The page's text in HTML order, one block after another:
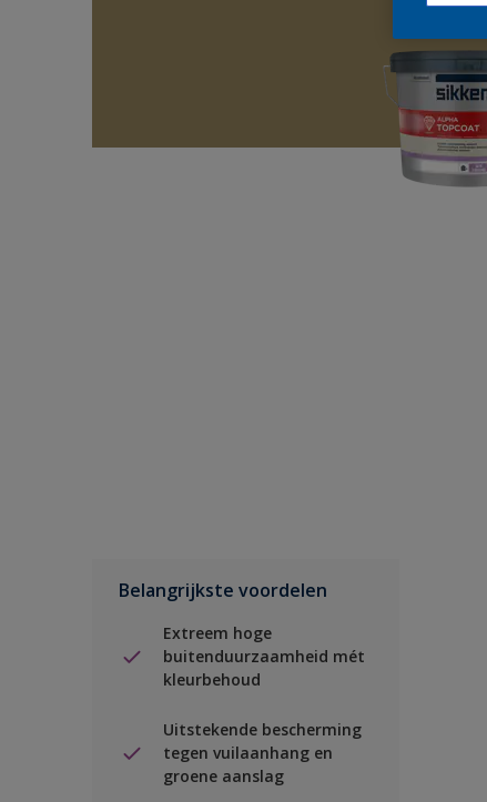
Belangrijkste voordelen
Extreem hoge
buitenduurzaamheid mét
kleurbehoud
Uitstekende bescherming
tegen vuilaanhang en
groene aanslag